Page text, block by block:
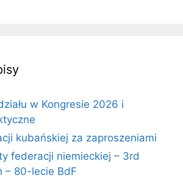
w Kongresie 2026 i
kubańskiej za zaproszeniami
federacji niemieckiej – 3rd
– 80-lecie BdF